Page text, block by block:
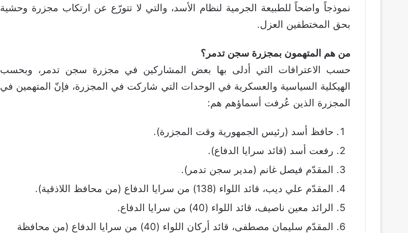
نموذجاً واضحاً للطبيعة الجرمية لنظام الأسد، والتي لا تتورّع عن ارتكاب مجزرة وحشية
بحق المختطفين العزل.
من هم المتهمون بمجزرة سجن تدمر؟
حسب الاعترافات التي أدلى بها بعض المشاركين في مجزرة سجن تدمر، وبحسب
الهيكلية السياسية والعسكرية في الوحدات التي شاركت في المجزرة، فإنّ المتهمين في
المجزرة الذين عُرفت أسماؤهم هم:
حافظ أسد (رئيس الجمهورية وقت المجزرة).
رفعت أسد (قائد سرايا الدفاع).
المقدّم فيصل غانم (مدير سجن تدمر).
المقدّم علي ديب، قائد اللواء (138) من سرايا الدفاع (من محافظ اللاذقية).
الرائد معين ناصيف، قائد اللواء (40) من سرايا الدفاع.
المقدّم سليمان مصطفى، قائد أركان اللواء (40) من سرايا الدفاع (من محافظة